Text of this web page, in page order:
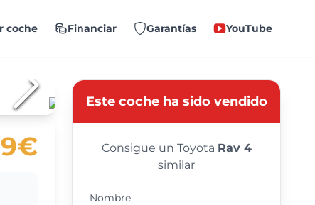
coche Financiar Garantías YouTube
Este coche ha sido vendido
Consigue un Toyota Rav 4
similar
Nombre